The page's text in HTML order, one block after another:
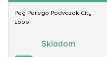
Peg Pérego Podvozok City
Loop
Skladom